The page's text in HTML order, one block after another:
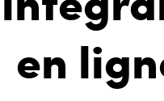
en